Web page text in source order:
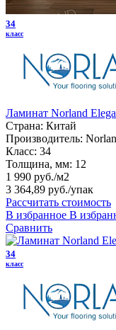
34
класс
Ламинат Norland
Страна: Китай
Производитель:
Класс: 34
Толщина, мм: 12
1 990 руб./м2
3 364,89 руб./упак
Рассчитать стоимость
В избранное В
Сравнить
34
класс